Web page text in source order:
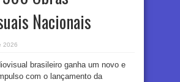
Nacionais
2026
brasileiro ganha um novo e
com o lançamento da